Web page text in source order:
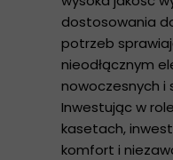
dostosowania
potrzeb
nieodłącznym
nowoczesnych i
Inwestując w
kasetach,
komfort i